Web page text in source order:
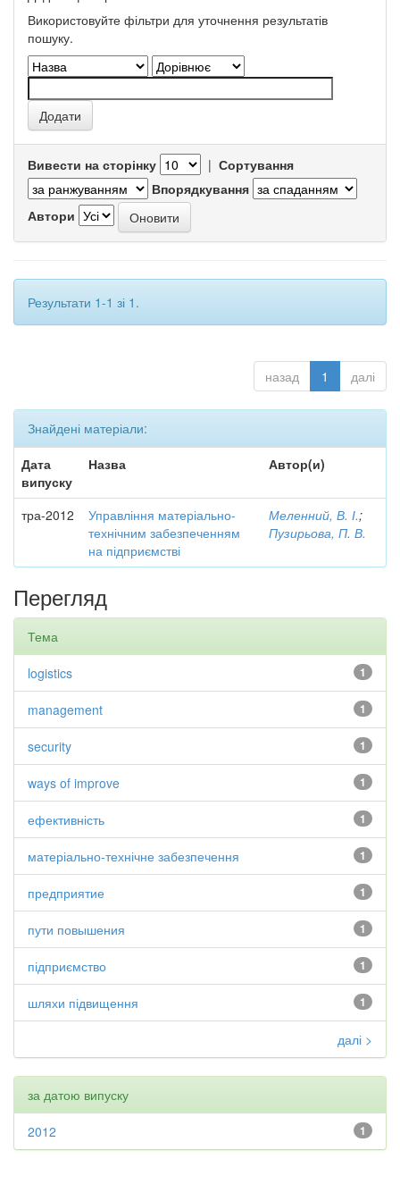
Використовуйте фільтри для уточнення результатів
пошуку.
Вивести на сторінку | Сортування
Впорядкування
Автори
Результати 1-1 зі 1.
назад 1 далі
Знайдені матеріали:
Дата
випуску
Назва Автор(и)
тра-2012
Управління матеріально-
технічним забезпеченням
на підприємстві
Меленний, В. І.;
Пузирьова, П. В.
Перегляд
Тема
1
logistics
1
management
1
security
1
ways of improve
1
ефективність
1
матеріально-технічне забезпечення
1
предприятие
1
пути повышения
1
підприємство
1
шляхи підвищення
далі >
за датою випуску
1
2012